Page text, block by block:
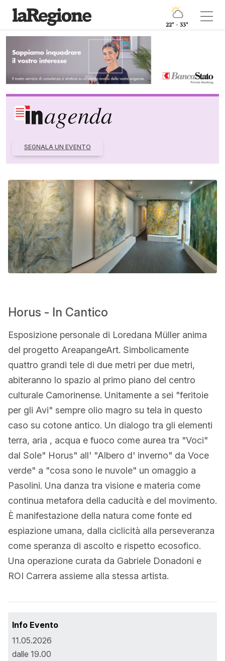
22° - 33°
SEGNALA UN EVENTO
Horus - In Cantico
Esposizione personale di Loredana Müller anima
del progetto AreapangeArt. Simbolicamente
quattro grandi tele di due metri per due metri,
abiteranno lo spazio al primo piano del centro
culturale Camorinense. Unitamente a sei "feritoie
per gli Avi" sempre olio magro su tela in questo
caso su cotone antico. Un dialogo tra gli elementi
terra, aria , acqua e fuoco come aurea tra "Voci"
dal Sole" Horus" all' "Albero d' inverno" da Voce
verde" a "cosa sono le nuvole" un omaggio a
Pasolini. Una danza tra visione e materia come
continua metafora della caducità e del movimento.
È manifestazione della natura come fonte ed
espiazione umana, dalla ciclicità alla perseveranza
come speranza di ascolto e rispetto ecosofico.
Una operazione curata da Gabriele Donadoni e
ROI Carrera assieme alla stessa artista.
Info Evento
11.05.2026
dalle 19.00